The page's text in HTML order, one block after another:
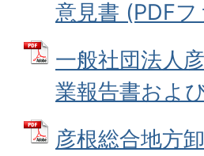
意見書 (PDF
一般社団法人
業報告書およ
彦根総合地方